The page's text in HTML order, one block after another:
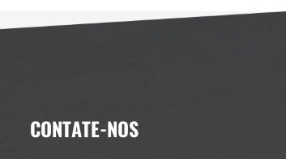
CONTATE-NOS